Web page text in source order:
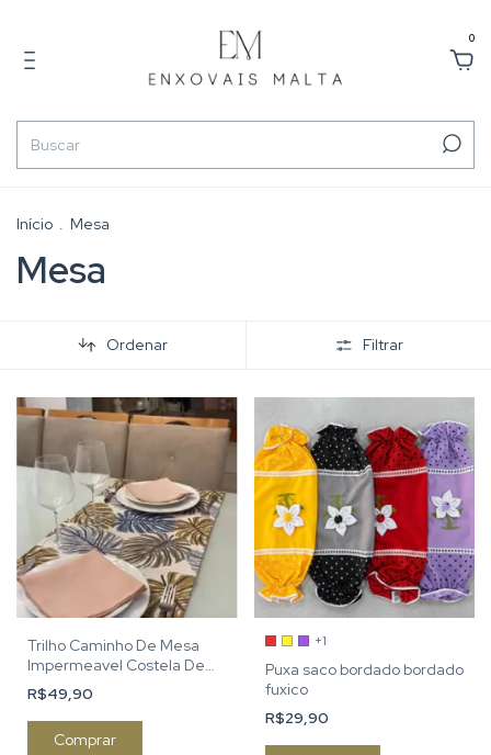
0
Início . Mesa
Mesa
Ordenar Filtrar
Trilho Caminho De Mesa
Impermeavel Costela De
Adão
R$49,90
+1
Puxa saco bordado bordado
fuxico
R$29,90